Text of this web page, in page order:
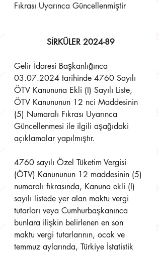
Fıkrası Uyarınca Güncellenmiştir
SİRKÜLER 2024-89
Gelir İdaresi Başkanlığınca
03.07.2024 tarihinde 4760 Sayılı
ÖTV Kanununa Ekli (I) Sayılı Liste,
ÖTV Kanununun 12 nci Maddesinin
(5) Numaralı Fıkrası Uyarınca
Güncellenmesi ile ilgili aşağıdaki
açıklamalar yapılmıştır.
4760 sayılı Özel Tüketim Vergisi
(ÖTV) Kanununun 12 maddesinin (5)
numaralı fıkrasında, Kanuna ekli (I)
sayılı listede yer alan maktu vergi
tutarları veya Cumhurbaşkanınca
bunlara ilişkin belirlenen en son
maktu vergi tutarlarının, ocak ve
temmuz aylarında, Türkiye İstatistik